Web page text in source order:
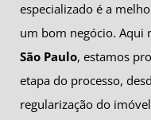
especializado é a
um bom negócio. Aqui
São Paulo, estamos
etapa do processo,
regularização do